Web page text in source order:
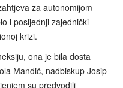
za autonomijom
i posljednji zajednički
krizi.
ona je bila dosta
Mandić, nadbiskup Josip
su predvodili